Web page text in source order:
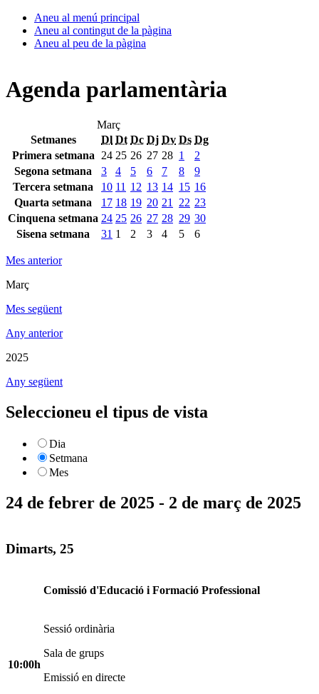
Aneu al menú principal
Aneu al contingut de la pàgina
Aneu al peu de la pàgina
Agenda parlamentària
Març
Setmanes
Dl Dt Dc Dj Dv Ds Dg
Primera setmana
24 25 26 27 28 1
2
Segona setmana
3 4 5 6 7 8
9
Tercera setmana
10 11 12 13 14 15 16
Quarta setmana
17 18 19 20 21 22 23
Cinquena setmana 24 25 26 27 28 29 30
Sisena setmana
31 1 2 3 4 5 6
Mes anterior
Març
Mes següent
Any anterior
2025
Any següent
Seleccioneu el tipus de vista
Dia
Setmana
Mes
24 de febrer de 2025 - 2 de març de 2025
Dimarts, 25
10:00h
Comissió d'Educació i Formació Professional
Sessió ordinària
Sala de grups
Emissió en directe